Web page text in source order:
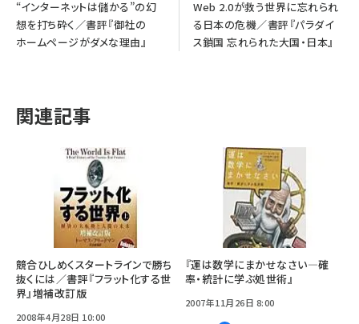
“インターネットは儲かる”の幻
想を打ち砕く／書評『御社の
ホームページがダメな理由』
Web 2.0が救う世界に忘れられ
る日本の危機／書評『パラダイ
ス鎖国 忘れられた大国・日本』
関連記事
競合ひしめくスタートラインで勝ち
抜くには／書評『フラット化する世
界』増補改訂版
2008年4月28日 10:00
『運は数学にまかせなさい―確
率・統計に学ぶ処世術』
2007年11月26日 8:00